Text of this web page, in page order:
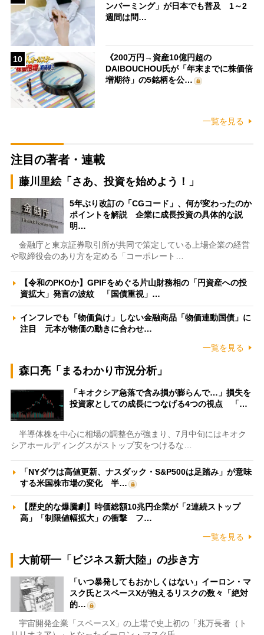
ンバーミング」が日本でも普及 1～2
週間は問…
10
《200万円→資産10億円超の
DAIBOUCHOU氏が「年末までに株価倍
増期待」の5銘柄を公…
一覧を見る
注目の著者・連載
藤川里絵「さあ、投資を始めよう！」
5年ぶり改訂の「CGコード」、何が変わったのか
ポイントを解説 企業に成長投資の具体的な説
明…
金融庁と東京証券取引所が共同で策定している上場企業の経営
や取締役会のあり方を定める「コーポレート…
【令和のPKOか】GPIFをめぐる片山財務相の「円資産への投
資拡大」発言の波紋 「国債重視」…
インフレでも「物価負け」しない金融商品「物価連動国債」に
注目 元本が物価の動きに合わせ…
一覧を見る
森口亮「まるわかり市況分析」
「キオクシア急落で含み損が膨らんで…」損失を
投資家としての成長につなげる4つの視点 「…
半導体株を中心に相場の調整色が強まり、7月中旬にはキオク
シアホールディングスがストップ安をつけるな…
「NYダウは高値更新、ナスダック・S&P500は足踏み」が意味
する米国株市場の変化 半…
【歴史的な爆騰劇】時価総額10兆円企業が「2連続ストップ
高」「制限値幅拡大」の衝撃 フ…
一覧を見る
大前研一「ビジネス新大陸」の歩き方
「いつ暴発してもおかしくはない」イーロン・マ
スク氏とスペースXが抱えるリスクの数々「絶対
的…
宇宙開発企業「スペースX」の上場で史上初の「兆万長者（ト